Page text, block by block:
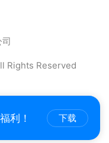
Rights Reserved
利！ 下载